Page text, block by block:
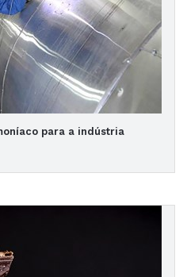
para a indústria